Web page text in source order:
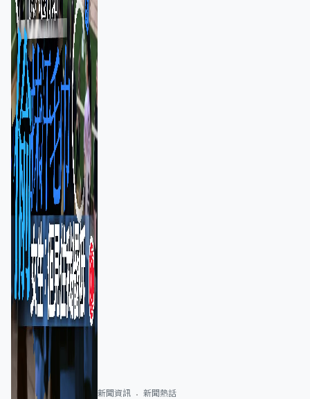
新聞資訊 新聞熱話